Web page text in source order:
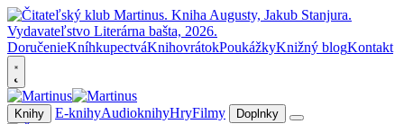
DoručenieKníhkupectváKnihovrátokPoukážkyKnižný blogKontakt
Knihy E-knihyAudioknihyHryFilmy Doplnky